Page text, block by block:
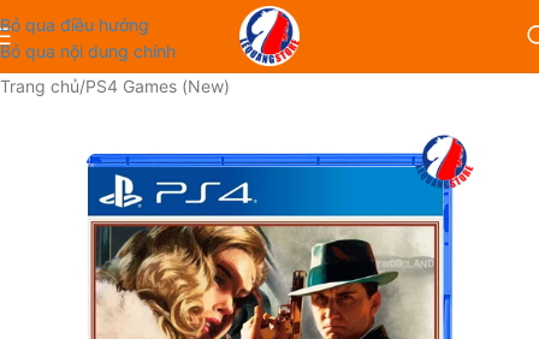
Bỏ qua điều hướng
Bỏ qua nội dung chính
Trang chủ/PS4 Games (New)